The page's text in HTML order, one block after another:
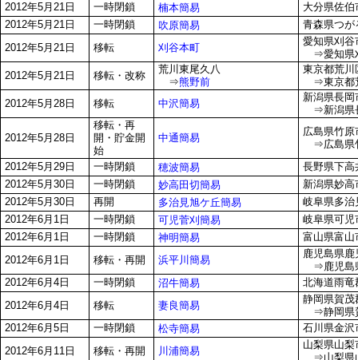
2012年5月21日
一時閉鎖 楠本簡易
大分県佐伯
2012年5月21日
一時閉鎖 吹原簡易
青森県つが
2012年5月21日
移転 刈谷本町
愛知県刈谷
⇒愛知県
2012年5月21日
移転・改称
荒川東尾久八
⇒熊野前
東京都荒川
⇒東京都
2012年5月28日
移転 中沢簡易
新潟県長岡
⇒新潟県
2012年5月28日
移転・再
開・貯金開
始
中通簡易
広島県竹原
⇒広島県
2012年5月29日
一時閉鎖 穂波簡易
長野県下高
2012年5月30日
一時閉鎖 妙高田切簡易
新潟県妙高
2012年5月30日
再開 多治見旭ケ丘簡易
岐阜県多治
2012年6月1日
一時閉鎖 可児菅刈簡易
岐阜県可児
2012年6月1日
一時閉鎖 神明簡易
富山県富山
2012年6月1日
移転・再開 浜平川簡易
鹿児島県
⇒鹿児島
2012年6月4日
一時閉鎖 沼牛簡易
北海道雨竜
2012年6月4日
移転 妻良簡易
静岡県賀茂
⇒静岡県
2012年6月5日
一時閉鎖 松寺簡易
石川県金沢
2012年6月11日
移転・再開 川浦簡易
山梨県山梨
⇒山梨県